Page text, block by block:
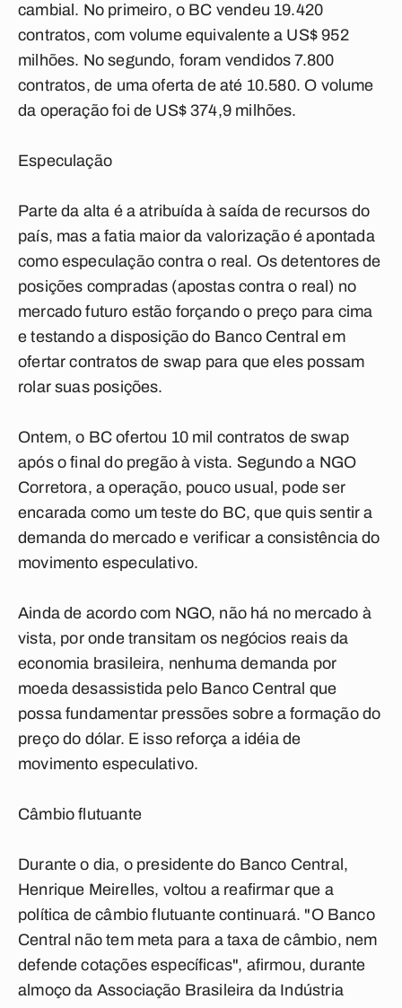
cambial. No primeiro, o BC vendeu 19.420
contratos, com volume equivalente a US$ 952
milhões. No segundo, foram vendidos 7.800
contratos, de uma oferta de até 10.580. O volume
da operação foi de US$ 374,9 milhões.
Especulação
Parte da alta é a atribuída à saída de recursos do
país, mas a fatia maior da valorização é apontada
como especulação contra o real. Os detentores de
posições compradas (apostas contra o real) no
mercado futuro estão forçando o preço para cima
e testando a disposição do Banco Central em
ofertar contratos de swap para que eles possam
rolar suas posições.
Ontem, o BC ofertou 10 mil contratos de swap
após o final do pregão à vista. Segundo a NGO
Corretora, a operação, pouco usual, pode ser
encarada como um teste do BC, que quis sentir a
demanda do mercado e verificar a consistência do
movimento especulativo.
Ainda de acordo com NGO, não há no mercado à
vista, por onde transitam os negócios reais da
economia brasileira, nenhuma demanda por
moeda desassistida pelo Banco Central que
possa fundamentar pressões sobre a formação do
preço do dólar. E isso reforça a idéia de
movimento especulativo.
Câmbio flutuante
Durante o dia, o presidente do Banco Central,
Henrique Meirelles, voltou a reafirmar que a
política de câmbio flutuante continuará. "O Banco
Central não tem meta para a taxa de câmbio, nem
defende cotações específicas", afirmou, durante
almoço da Associação Brasileira da Indústria